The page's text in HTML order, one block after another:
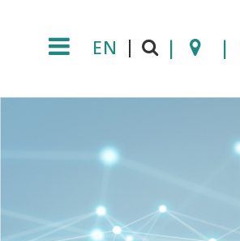
|
|
|
EN